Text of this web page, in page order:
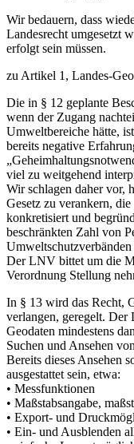
Wir bedauern, dass
Landesrecht umgesetzt
erfolgt sein müssen.
zu Artikel 1, Landes-
Die in § 12 geplante
wenn der Zugang
Umweltbereiche hätte,
bereits negative
viel zu weitgehend
Wir schlagen daher vor,
Gesetz zu verankern,
konkretisiert und
beschränkten Zahl von
Der LNV bittet um die
Verordnung Stellung
In § 13 wird das Recht,
verlangen, geregelt. Der
Geodaten mindestens
Suchen und Ansehen
Bereits dieses Ansehen
ausgestattet sein, etwa:
• Messfunktionen
• Maßstabsangabe,
• Export- und
• Ein- und Ausblenden